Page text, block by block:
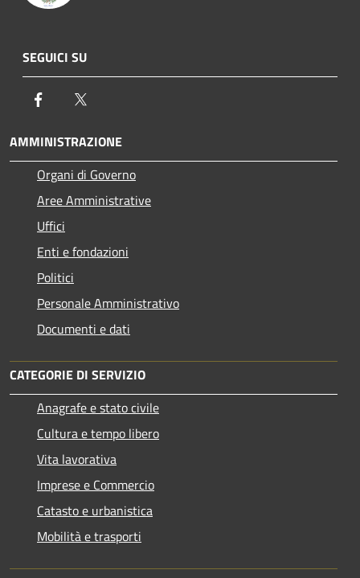
SEGUICI SU
Facebook
AMMINISTRAZIONE
Organi di Governo
Aree Amministrative
Uffici
Enti e fondazioni
Politici
Personale Amministrativo
Documenti e dati
CATEGORIE DI SERVIZIO
Anagrafe e stato civile
Cultura e tempo libero
Vita lavorativa
Imprese e Commercio
Catasto e urbanistica
Mobilità e trasporti